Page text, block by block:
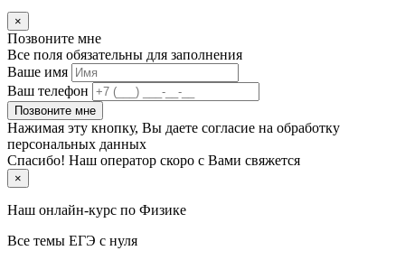
×
Позвоните мне
Все поля обязательны для заполнения
Ваше имя
Ваш телефон
Позвоните мне
Нажимая эту кнопку, Вы даете согласие на обработку
персональных данных
Спасибо! Наш оператор скоро с Вами свяжется
×
Наш онлайн-курс по Физике
Все темы ЕГЭ с нуля